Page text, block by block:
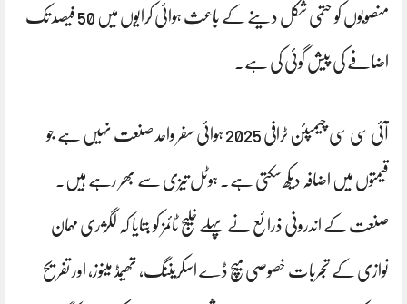
منصوبوں کو حتمی شکل دینے کے باعث ہوائی کرایوں میں 50 فیصد تک
اضافے کی پیش گوئی کی ہے۔
آئی سی سی چیمپئن ٹرافی 2025 ہوائی سفر واحد صنعت نہیں ہے جو
قیمتوں میں اضافہ دیکھ سکتی ہے۔ ہوٹل تیزی سے بھر رہے ہیں۔
صنعت کے اندرونی ذرائع نے پہلے خلیج ٹائمز کو بتایا کہ لگژری مہمان
نوازی کے تجربات خصوصی میچ ڈے اسکریننگ، تھیمڈ مینوز، اور تفریح ​​